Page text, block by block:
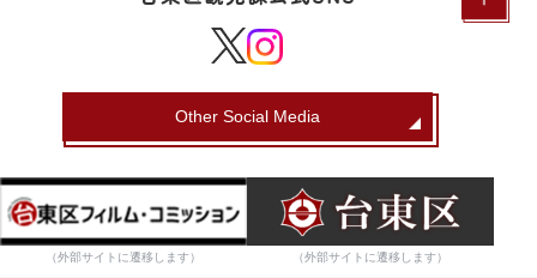
Other Social Media
（外部サイトに遷移します） （外部サイトに遷移します）